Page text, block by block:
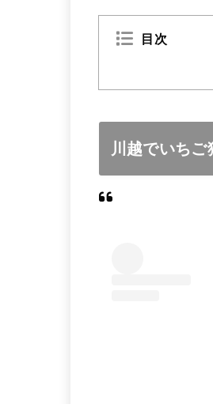
目次
川越でいち